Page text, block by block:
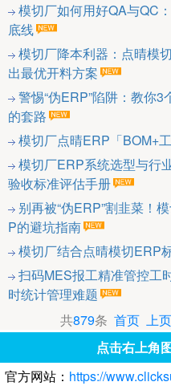
模切厂如何用好QA与QC
底线
模切厂降本利器：点晴模
出最优开料方案
警惕“伪ERP”陷阱：教你
的套路
模切厂点晴ERP「BOM+
模切厂ERP系统选型与行
验收标准评估手册
别再被“伪ERP”割韭菜！
P的避坑指南
模切厂结合点晴模切ERP
扫码MES报工精准管控工
时统计管理难题
共879条 首页 上页
点击右上角
官方网站： https://